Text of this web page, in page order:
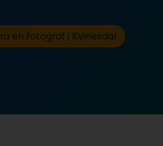
en fotograf i Kvinesdal